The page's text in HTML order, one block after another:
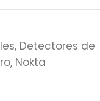
, Detectores de
, Nokta